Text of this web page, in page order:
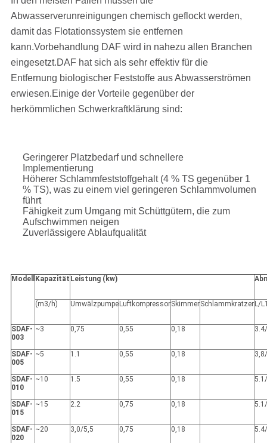
Abwasserverunreinigungen chemisch geflockt werden,
damit das Flotationssystem sie entfernen
kann.Vorbehandlung DAF wird in nahezu allen Branchen
eingesetzt.DAF hat sich als sehr effektiv für die
Entfernung biologischer Feststoffe aus Abwasserströmen
erwiesen.Einige der Vorteile gegenüber der
herkömmlichen Schwerkraftklärung sind:
Geringerer Platzbedarf und schnellere
Implementierung
Höherer Schlammfeststoffgehalt (4 % TS gegenüber 1
% TS), was zu einem viel geringeren Schlammvolumen
führt
Fähigkeit zum Umgang mit Schüttgütern, die zum
Aufschwimmen neigen
Zuverlässigere Ablaufqualität
Modell Kapazität Leistung (kw)
(m3/h) Umwälzpumpe LuftkompressorSkimmerSchlammkratzer L/
SDAF-
003
~3 0,75 0,55 0,18
SDAF-
005
~5 1.1 0,55 0,18
SDAF-
010
~10 1.5 0,55 0,18
SDAF-
015
~15 2.2 0,75 0,18
SDAF-
020
~20 3,0/5,5 0,75 0,18